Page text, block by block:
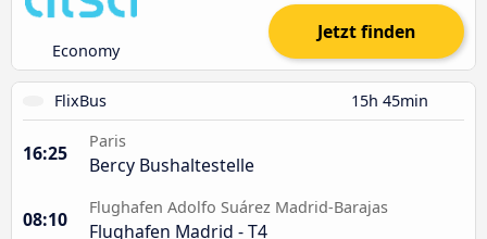
Economy
Jetzt finden
FlixBus 15h 45min
16:25
Paris
Bercy Bushaltestelle
08:10
Flughafen Adolfo Suárez Madrid-Barajas
Flughafen Madrid - T4